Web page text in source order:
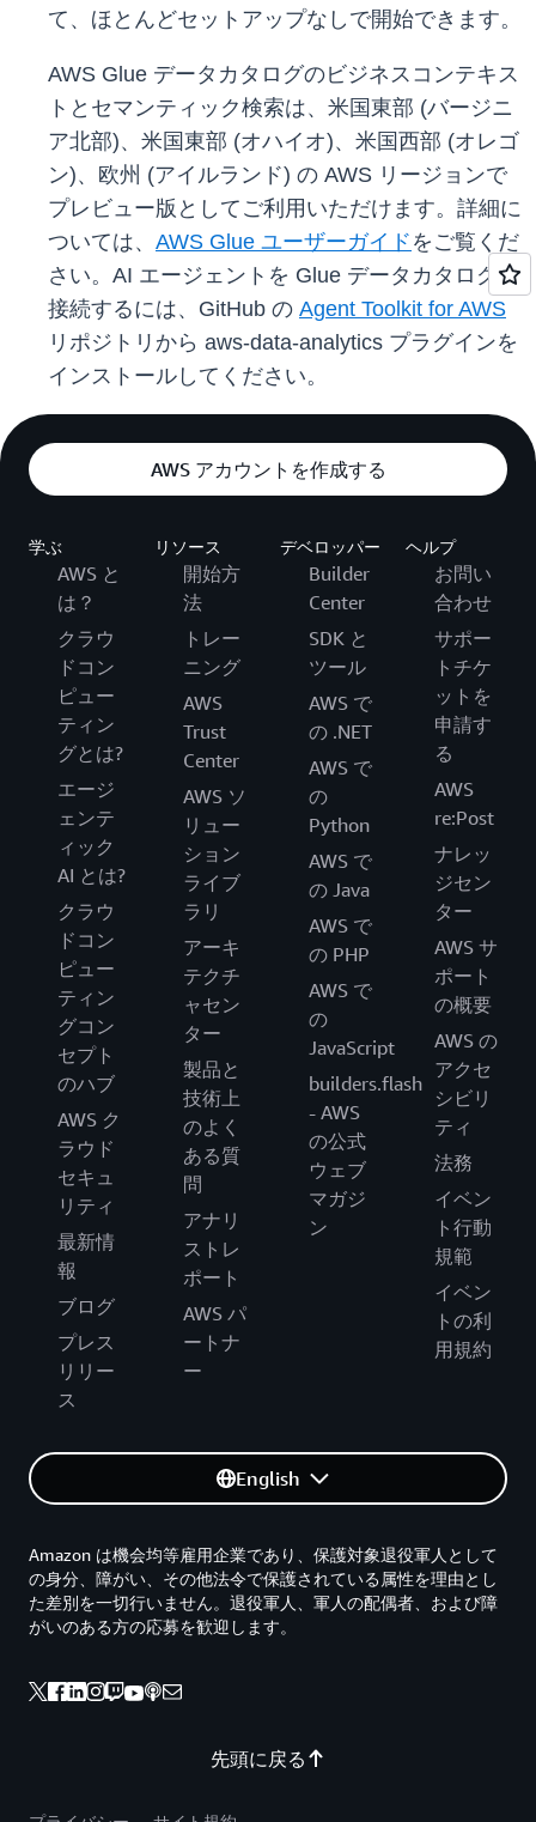
て、ほとんどセットアップなしで開始できます。
AWS Glue データカタログのビジネスコンテキス
トとセマンティック検索は、米国東部 (バージニ
ア北部)、米国東部 (オハイオ)、米国西部 (オレゴ
ン)、欧州 (アイルランド) の AWS リージョンで
プレビュー版としてご利用いただけます。詳細に
ついては、 AWS Glue ユーザーガイド をご覧くだ
さい。AI エージェントを Glue データカタログに
接続するには、GitHub の Agent Toolkit for AWS
リポジトリから aws-data-analytics プラグインを
インストールしてください。
AWS アカウントを作成する
学ぶ
AWS と
は？
クラウ
ドコン
ピュー
ティン
グとは?
エージ
ェンテ
ィック
AI とは?
クラウ
ドコン
ピュー
ティン
グコン
セプト
のハブ
AWS ク
ラウド
セキュ
リティ
最新情
報
ブログ
プレス
リリー
ス
リソース
開始方
法
トレー
ニング
AWS
Trust
Center
AWS ソ
リュー
ション
ライブ
ラリ
アーキ
テクチ
ャセン
ター
製品と
技術上
のよく
ある質
問
アナリ
ストレ
ポート
AWS パ
ートナ
ー
デベロッパー
Builder
Center
SDK と
ツール
AWS で
の .NET
AWS で
の
Python
AWS で
の Java
AWS で
の PHP
AWS で
の
JavaScript
builders.flash
- AWS
の公式
ウェブ
マガジ
ン
ヘルプ
お問い
合わせ
サポー
トチケ
ットを
申請す
る
AWS
re:Post
ナレッ
ジセン
ター
AWS サ
ポート
の概要
AWS の
アクセ
シビリ
ティ
法務
イベン
ト行動
規範
イベン
トの利
用規約
English
先頭に戻る
Amazon は機会均等雇用企業であり、保護対象退役軍人として
の身分、障がい、その他法令で保護されている属性を理由とし
た差別を一切行いません。退役軍人、軍人の配偶者、および障
がいのある方の応募を歓迎します。